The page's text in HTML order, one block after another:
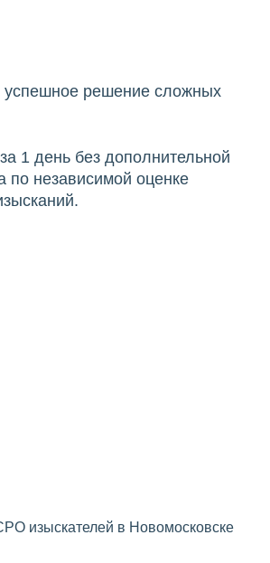
успешное решение сложных
1 день без дополнительной
по независимой оценке